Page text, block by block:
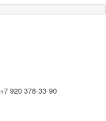
+7 920 378-33-90